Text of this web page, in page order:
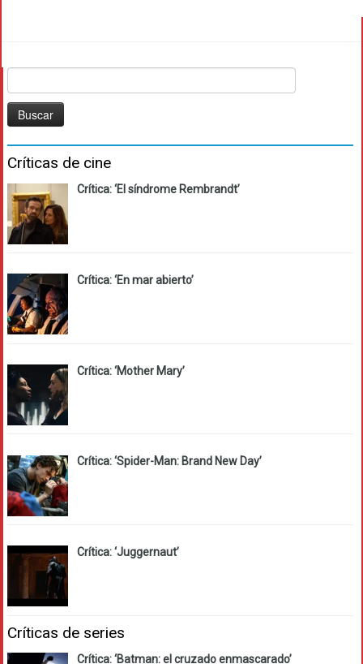
Críticas de cine
Crítica: ‘El síndrome Rembrandt’
Crítica: ‘En mar abierto’
Crítica: ‘Mother Mary’
Crítica: ‘Spider-Man: Brand New Day’
Crítica: ‘Juggernaut’
Críticas de series
Crítica: ‘Batman: el cruzado enmascarado’